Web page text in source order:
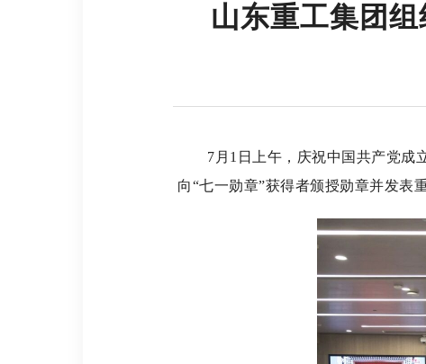
山东重工集团
7月1日上午，庆祝中国共产党成立
向“七一勋章”获得者颁授勋章并发表